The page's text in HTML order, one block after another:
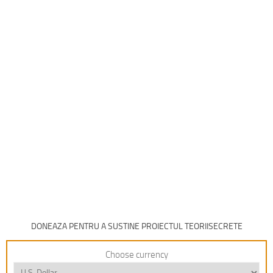
DONEAZA PENTRU A SUSTINE PROIECTUL TEORIISECRETE
Choose currency